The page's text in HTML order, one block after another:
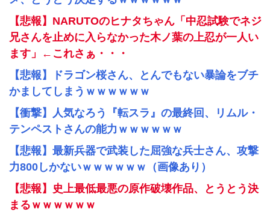
【悲報】NARUTOのヒナタちゃん「中忍試験でネジ
兄さんを止めに入らなかった木ノ葉の上忍が一人い
ます」←これさぁ・・・
【悲報】ドラゴン桜さん、とんでもない暴論をブチ
かましてしまうｗｗｗｗｗｗ
【衝撃】人気なろう『転スラ』の最終回、リムル・
テンペストさんの能力ｗｗｗｗｗｗ
【悲報】最新兵器で武装した屈強な兵士さん、攻撃
力800しかないｗｗｗｗｗｗ（画像あり）
【悲報】史上最低最悪の原作破壊作品、とうとう決
まるｗｗｗｗｗｗ